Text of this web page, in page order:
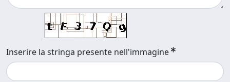
Inserire la stringa presente nell'immagine